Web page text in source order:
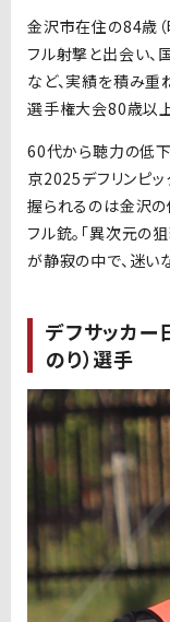
金沢市在住の84歳
フル射撃と出会い、
など、実績を積み重
選手権大会80歳以
60代から聴力の低
京2025デフリンピ
握られるのは金沢
フル銃。「異次元の
が静寂の中で、迷い
デフサッカ
のり）選手